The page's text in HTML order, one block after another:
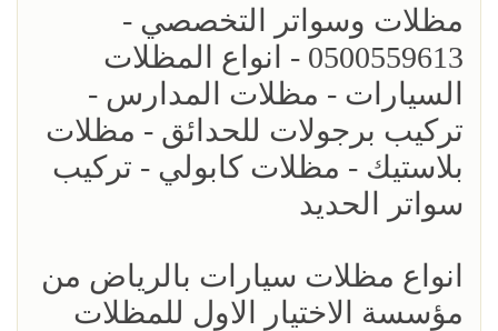
مظلات وسواتر التخصصي -
0500559613 - انواع المظلات
السيارات - مظلات المدارس -
تركيب برجولات للحدائق - مظلات
بلاستيك - مظلات كابولي - تركيب
سواتر الحديد
انواع مظلات سيارات بالرياض من
مؤسسة الاختيار الاول للمظلات